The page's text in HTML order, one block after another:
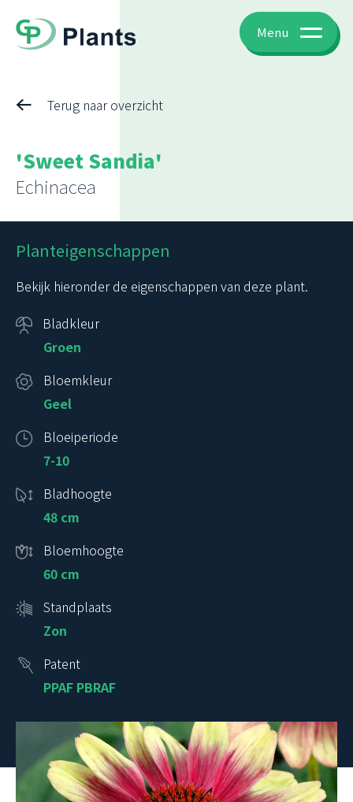
Menu
Terug naar overzicht
'Sweet Sandia'
Echinacea
Planteigenschappen
Bekijk hieronder de eigenschappen van deze plant.
Bladkleur
Groen
Bloemkleur
Geel
Bloeiperiode
7-10
Bladhoogte
48 cm
Bloemhoogte
60 cm
Standplaats
Zon
Patent
PPAF PBRAF